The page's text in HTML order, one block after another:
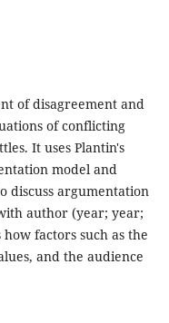
of disagreement and
of conflicting
It uses Plantin's
model and
discuss argumentation
author (year; year;
factors such as the
and the audience